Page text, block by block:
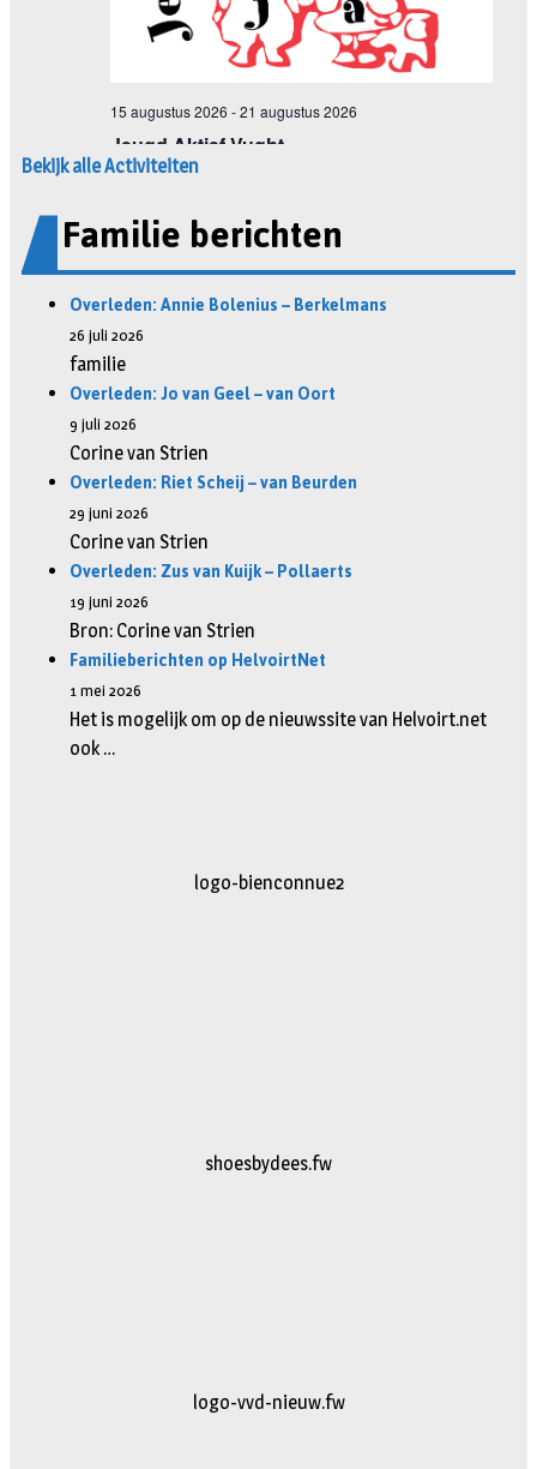
Bekijk alle Activiteiten
Familie berichten
Overleden: Annie Bolenius – Berkelmans
26 juli 2026
familie
Overleden: Jo van Geel – van Oort
9 juli 2026
Corine van Strien
Overleden: Riet Scheij – van Beurden
29 juni 2026
Corine van Strien
Overleden: Zus van Kuijk – Pollaerts
19 juni 2026
Bron: Corine van Strien
Familieberichten op HelvoirtNet
1 mei 2026
Het is mogelijk om op de nieuwssite van Helvoirt.net
ook …
logo-bienconnue2
shoesbydees.fw
logo-vvd-nieuw.fw